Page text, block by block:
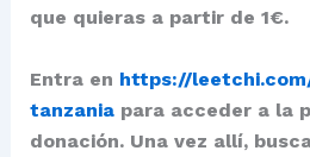
que quieras a partir de 1€.
Entra en https://
tanzaniapara acceder a la
donación. Una vez allí,